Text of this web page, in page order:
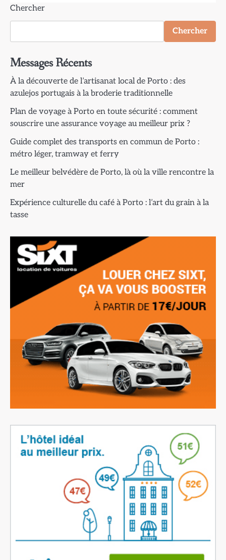
Chercher
Chercher
Messages Récents
À la découverte de l’artisanat local de Porto : des
azulejos portugais à la broderie traditionnelle
Plan de voyage à Porto en toute sécurité : comment
souscrire une assurance voyage au meilleur prix ?
Guide complet des transports en commun de Porto :
métro léger, tramway et ferry
Le meilleur belvédère de Porto, là où la ville rencontre la
mer
Expérience culturelle du café à Porto : l’art du grain à la
tasse